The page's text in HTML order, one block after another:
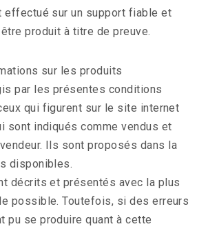
effectué sur un support fiable et
produit à titre de preuve.
sur les produits
par les présentes conditions
qui figurent sur le site internet
sont indiqués comme vendus et
Ils sont proposés dans la
disponibles.
décrits et présentés avec la plus
possible. Toutefois, si des erreurs
pu se produire quant à cette